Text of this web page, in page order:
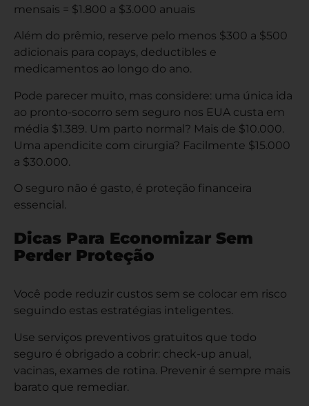
mensais = $1.800 a $3.000 anuais
Além do prêmio, reserve pelo menos $300 a $500
adicionais para copays, deductibles e
medicamentos ao longo do ano.
Pode parecer muito, mas considere: uma única ida
ao pronto-socorro sem seguro nos EUA custa em
média $1.389. Um parto normal? Mais de $10.000.
Uma apendicite com cirurgia? Facilmente $15.000
a $30.000.
O seguro não é gasto, é proteção financeira
essencial.
Dicas Para Economizar Sem
Perder Proteção
Você pode reduzir custos sem se colocar em risco
seguindo estas estratégias inteligentes.
Use serviços preventivos gratuitos que todo
seguro é obrigado a cobrir: check-up anual,
vacinas, exames de rotina. Prevenir é sempre mais
barato que remediar.